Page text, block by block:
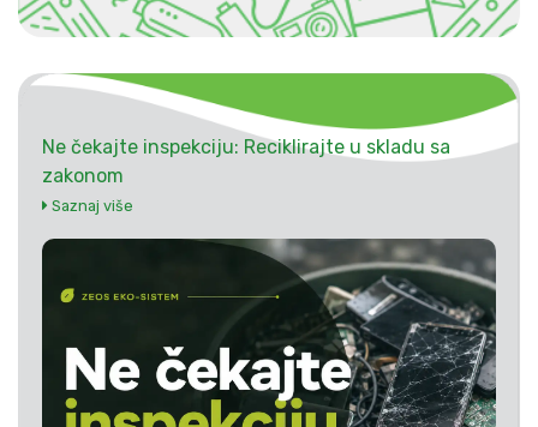
Ne čekajte inspekciju: Reciklirajte u skladu sa
zakonom
Saznaj više